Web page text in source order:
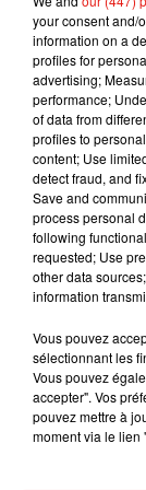
pour sauver sa
Musique
your consent and/
information on a
profiles for
advertising;
performance;
of data from
profiles to
content; Use
detect fraud, and
Save and
process personal
following
requested; Use
other data
information
Vous pouvez
sélectionnant les
Vous pouvez
accepter". Vos
pouvez mettre à
moment via le lien